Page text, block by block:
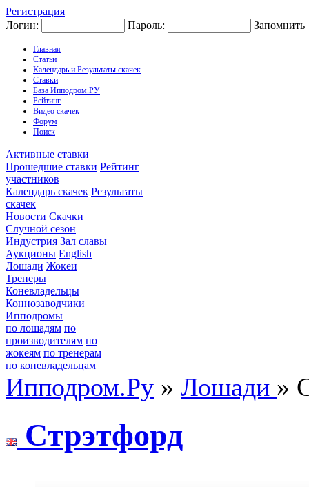
Регистрация
Логин:
Пароль: Запомнить
Главная
Статьи
Календарь и Результаты скачек
Ставки
База Ипподром.РУ
Рейтинг
Видео скачек
Форум
Поиск
Активные ставки
Прошедшие ставки Рейтинг
участников
Календарь скачек Результаты
скачек
Новости Скачки
Случной сезон
Индустрия Зал славы
Аукционы English
Лошади Жокеи
Тренеры
Коневладельцы
Коннозаводчики
Ипподромы
по лошадям по
производителям по
жокеям по тренерам
по коневладельцам
Ипподром.Ру » Лошади »
Cтрэтфoрд